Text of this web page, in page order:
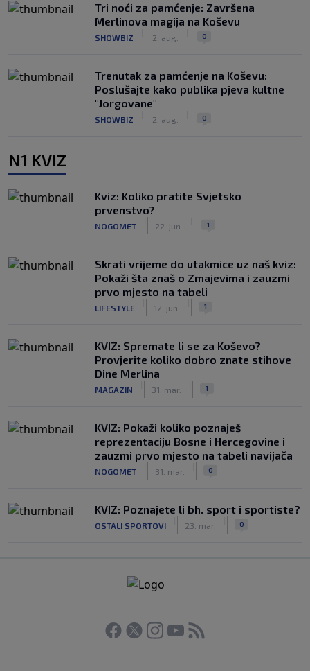
Tri noći za pamćenje: Završena
Merlinova magija na Koševu
SHOWBIZ 2. aug. 0
Trenutak za pamćenje na Koševu:
Poslušajte kako publika pjeva kultne
"Jorgovane"
SHOWBIZ 2. aug. 0
N1 KVIZ
Kviz: Koliko pratite Svjetsko
prvenstvo?
NOGOMET 22. jun. 1
Skrati vrijeme do utakmice uz naš kviz:
Pokaži šta znaš o Zmajevima i zauzmi
prvo mjesto na tabeli
LIFESTYLE 12. jun. 1
KVIZ: Spremate li se za Koševo?
Provjerite koliko dobro znate stihove
Dine Merlina
MAGAZIN 31. mar. 1
KVIZ: Pokaži koliko poznaješ
reprezentaciju Bosne i Hercegovine i
zauzmi prvo mjesto na tabeli navijača
NOGOMET 31. mar. 0
KVIZ: Poznajete li bh. sport i sportiste?
OSTALI SPORTOVI 23. mar. 0